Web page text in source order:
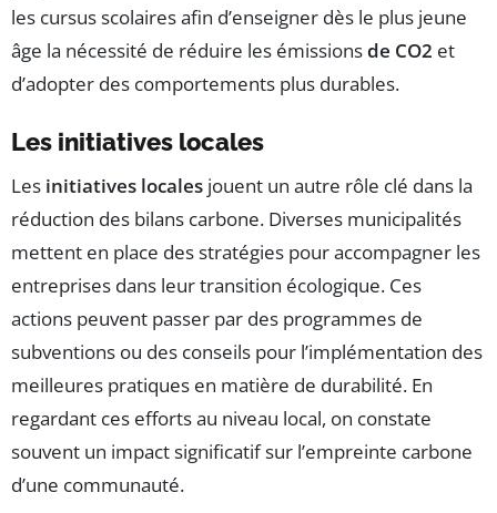
les cursus scolaires afin d’enseigner dès le plus jeune
âge la nécessité de réduire les émissionsde CO2 et
d’adopter des comportements plus durables.
Les initiatives locales
Les initiatives locales jouent un autre rôle clé dans la
réduction des bilans carbone. Diverses municipalités
mettent en place des stratégies pour accompagner les
entreprises dans leur transition écologique. Ces
actions peuvent passer par des programmes de
subventions ou des conseils pour l’implémentation des
meilleures pratiques en matière de durabilité. En
regardant ces efforts au niveau local, on constate
souvent un impact significatif sur l’empreinte carbone
d’une communauté.